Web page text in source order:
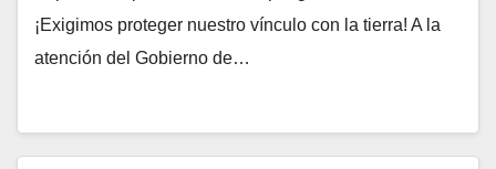
¡Exigimos proteger nuestro vínculo con la tierra! A la
atención del Gobierno de…